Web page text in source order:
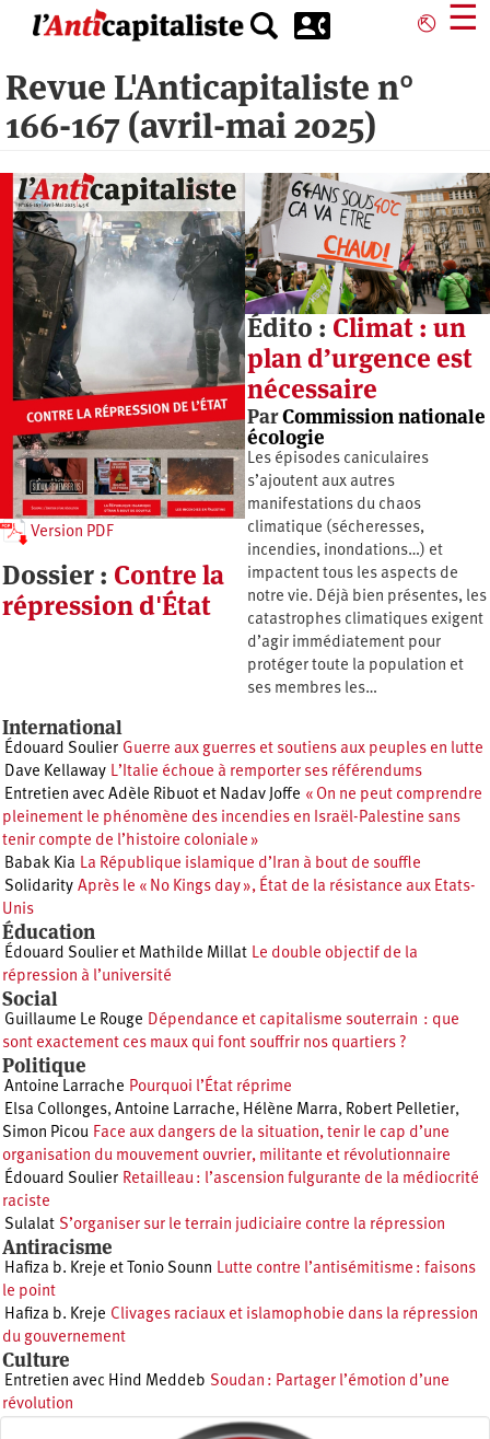
principal
⎋ ☰
Revue L'Anticapitaliste n°
166-167 (avril-mai 2025)
Édito : Climat : un
plan d’urgence est
nécessaire
ParCommission nationale
écologie
Les épisodes caniculaires
s’ajoutent aux autres
manifestations du chaos
climatique (sécheresses,
incendies, inondations…) et
impactent tous les aspects de
notre vie. Déjà bien présentes, les
catastrophes climatiques exigent
d’agir immédiatement pour
protéger toute la population et
ses membres les…
Version PDF
Dossier : Contre la
répression d'État
International
Édouard Soulier Guerre aux guerres et soutiens aux peuples en lutte
Dave Kellaway L’Italie échoue à remporter ses référendums
Entretien avec Adèle Ribuot et Nadav Joffe « On ne peut comprendre
pleinement le phénomène des incendies en Israël-Palestine sans
tenir compte de l’histoire coloniale »
Babak Kia La République islamique d’Iran à bout de souffle
Solidarity Après le « No Kings day », État de la résistance aux Etats-
Unis
Éducation
Édouard Soulier et Mathilde Millat Le double objectif de la
répression à l’université
Social
Guillaume Le Rouge Dépendance et capitalisme souterrain : que
sont exactement ces maux qui font souffrir nos quartiers ?
Politique
Antoine Larrache Pourquoi l’État réprime
Elsa Collonges, Antoine Larrache, Hélène Marra, Robert Pelletier,
Simon Picou Face aux dangers de la situation, tenir le cap d’une
organisation du mouvement ouvrier, militante et révolutionnaire
Édouard Soulier Retailleau : l’ascension fulgurante de la médiocrité
raciste
Sulalat S’organiser sur le terrain judiciaire contre la répression
Antiracisme
Hafiza b. Kreje et Tonio Sounn Lutte contre l’antisémitisme : faisons
le point
Hafiza b. Kreje Clivages raciaux et islamophobie dans la répression
du gouvernement
Culture
Entretien avec Hind Meddeb Soudan : Partager l’émotion d’une
révolution